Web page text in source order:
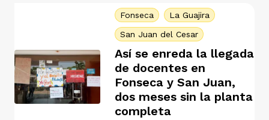
Fonseca
La Guajira
San Juan del Cesar
Así se enreda la llegada
de docentes en
Fonseca y San Juan,
dos meses sin la planta
completa